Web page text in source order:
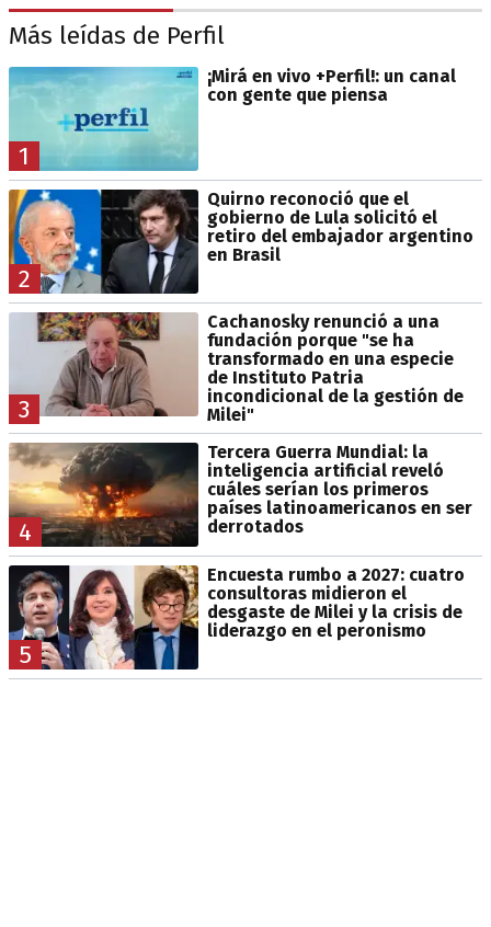
Más leídas de Perfil
1
¡Mirá en vivo +Perfil!: un canal
con gente que piensa
2
Quirno reconoció que el
gobierno de Lula solicitó el
retiro del embajador argentino
en Brasil
3
Cachanosky renunció a una
fundación porque "se ha
transformado en una especie
de Instituto Patria
incondicional de la gestión de
Milei"
4
Tercera Guerra Mundial: la
inteligencia artificial reveló
cuáles serían los primeros
países latinoamericanos en ser
derrotados
5
Encuesta rumbo a 2027: cuatro
consultoras midieron el
desgaste de Milei y la crisis de
liderazgo en el peronismo